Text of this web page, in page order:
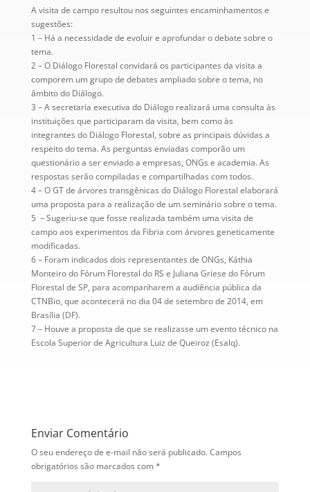
A visita de campo resultou nos seguintes encaminhamentos e
sugestões:
1 – Há a necessidade de evoluir e aprofundar o debate sobre o
tema.
2 – O Diálogo Florestal convidará os participantes da visita a
comporem um grupo de debates ampliado sobre o tema, no
âmbito do Diálogo.
3 – A secretaria executiva do Diálogo realizará uma consulta às
instituições que participaram da visita, bem como às
integrantes do Diálogo Florestal, sobre as principais dúvidas a
respeito do tema. As perguntas enviadas comporão um
questionário a ser enviado a empresas, ONGs e academia. As
respostas serão compiladas e compartilhadas com todos.
4 – O GT de árvores transgênicas do Diálogo Florestal elaborará
uma proposta para a realização de um seminário sobre o tema.
5 – Sugeriu-se que fosse realizada também uma visita de
campo aos experimentos da Fibria com árvores geneticamente
modificadas.
6 – Foram indicados dois representantes de ONGs, Káthia
Monteiro do Fórum Florestal do RS e Juliana Griese do Fórum
Florestal de SP, para acompanharem a audiência pública da
CTNBio, que acontecerá no dia 04 de setembro de 2014, em
Brasília (DF).
7 – Houve a proposta de que se realizasse um evento técnico na
Escola Superior de Agricultura Luiz de Queiroz (Esalq).
Enviar Comentário
O seu endereço de e-mail não será publicado.Campos
obrigatórios são marcados com *